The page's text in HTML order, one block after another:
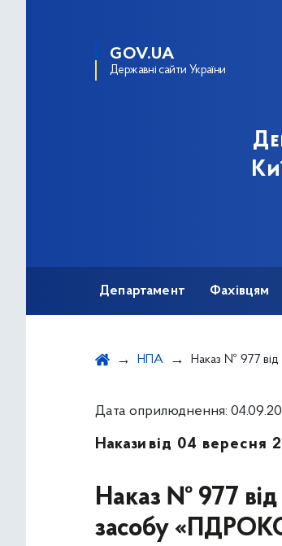
GOV.UA
Державні сайти України
Департамент Фахівцям
НПА Наказ № 977 від 04.09.2023 Про передачу лікарського засобу
Дата оприлюднення:
Накази від 04 вересня
Наказ № 977 від
засобу